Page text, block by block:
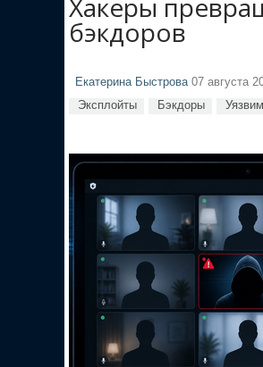
Хакеры
бэкдоров
Екатерина Быстрова 07 августа
Эксплойты Бэкдоры